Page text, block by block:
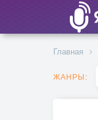
Главная
ЖАНРЫ: